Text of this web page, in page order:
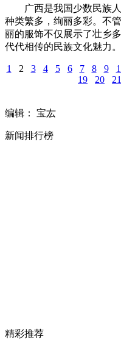
广西是我国少数民族人
种类繁多，绚丽多彩。不
丽的服饰不仅展示了壮乡
代代相传的民族文化魅力。
1 2 3 4 5 6 7 8 9
19
20 21
编辑： 宝厷
新闻排行榜
精彩推荐